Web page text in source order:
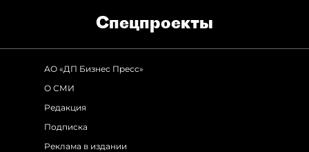
Спец­проекты
АО «ДП Бизнес Пресс»
О СМИ
Редакция
Подписка
Реклама в издании